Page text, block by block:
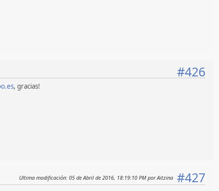
#426
, gracias!
#427
Ultima modificación: 05 de Abril de 2016, 18:19:10 PM por Aitzina